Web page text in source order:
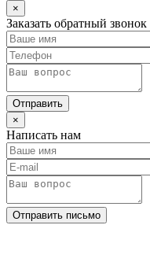
×
Заказать обратный звонок
Отправить
×
Написать нам
Отправить письмо